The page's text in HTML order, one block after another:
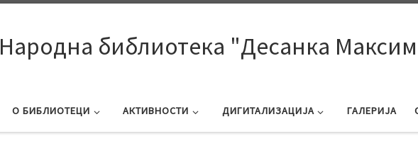
Народна библиотека "Десанка
О БИБЛИОТЕЦИ АКТИВНОСТИ ДИГИТАЛИЗАЦИЈА ГАЛЕРИЈА